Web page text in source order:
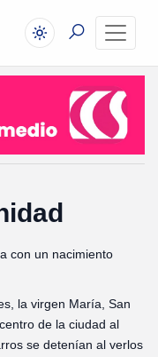
con un nacimiento
la virgen María, San
de la ciudad al
se detenían al verlos